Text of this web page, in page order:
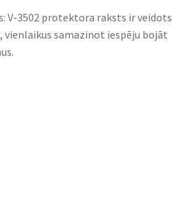
V-3502 protektora raksts ir veidots
samazinot iespēju bojāt